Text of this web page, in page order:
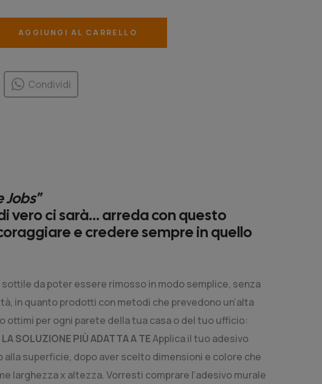
AGGIUNGI AL CARRELLO
Condividi
Jobs"
vero ci sarà... arreda con questo
e credere sempre in quello
da poter essere rimosso in modo semplice, senza
in quanto prodotti con metodi che prevedono un’alta
ottimi per ogni parete della tua casa o del tuo ufficio:
SOLUZIONE PIÙ ADATTA A TEApplica il tuo adesivo
superficie, dopo aver scelto dimensioni e colore che
larghezza x altezza. Vorresti comprare l’adesivo murale